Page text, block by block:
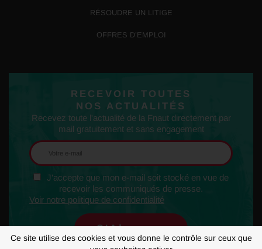
Ce site utilise des cookies et vous donne le contrôle sur ceux que
RÉSOUDRE UN LITIGE
OFFRES D’EMPLOI
RECEVOIR TOUTES
NOS ACTUALITÉS
Recevez toute l'actualité de la Fnaut directement par
mail gratuitement et sans engagement
J'accepte que mon e-mail soit stocké en vue de
recevoir les communiqués de presse.
Voir notre politique de confidentialité